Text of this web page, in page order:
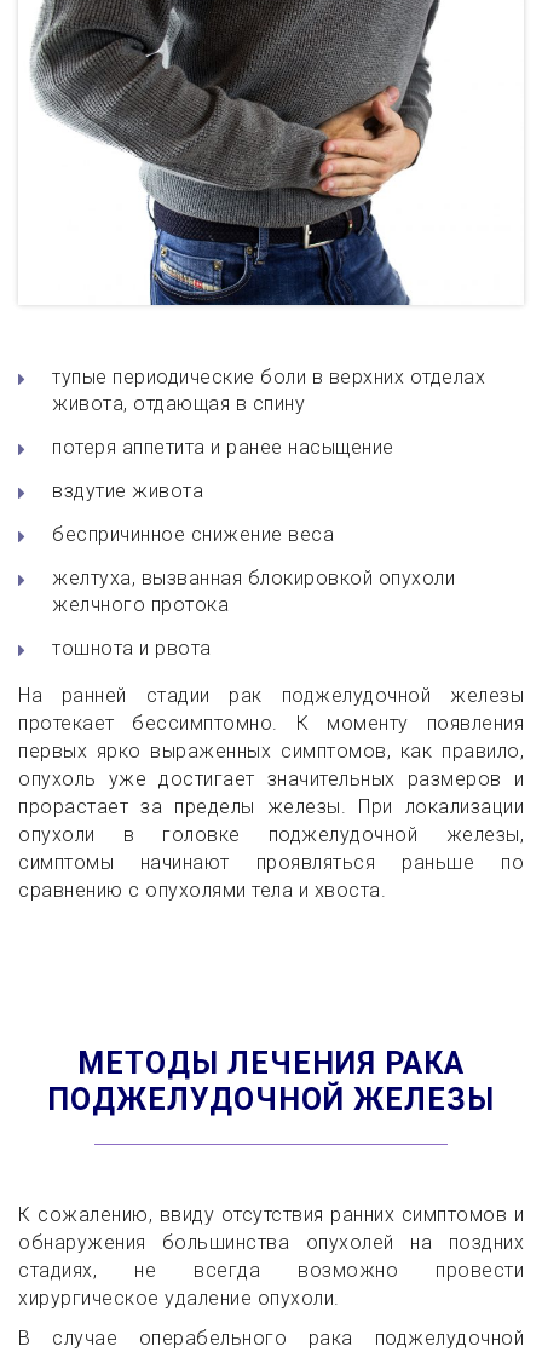
тупые периодические боли в верхних отделах
живота, отдающая в спину
потеря аппетита и ранее насыщение
вздутие живота
беспричинное снижение веса
желтуха, вызванная блокировкой опухоли
желчного протока
тошнота и рвота
На ранней стадии рак поджелудочной железы
протекает бессимптомно. К моменту появления
первых ярко выраженных симптомов, как правило,
опухоль уже достигает значительных размеров и
прорастает за пределы железы.
При локализации
опухоли в головке поджелудочной железы,
симптомы начинают проявляться раньше по
сравнению с опухолями тела и хвоста.
МЕТОДЫ ЛЕЧЕНИЯ РАКА
ПОДЖЕЛУДОЧНОЙ ЖЕЛЕЗЫ
К сожалению, ввиду отсутствия ранних симптомов и
обнаружения большинства опухолей на поздних
стадиях, не всегда возможно провести
хирургическое удаление опухоли.
В случае операбельного рака поджелудочной